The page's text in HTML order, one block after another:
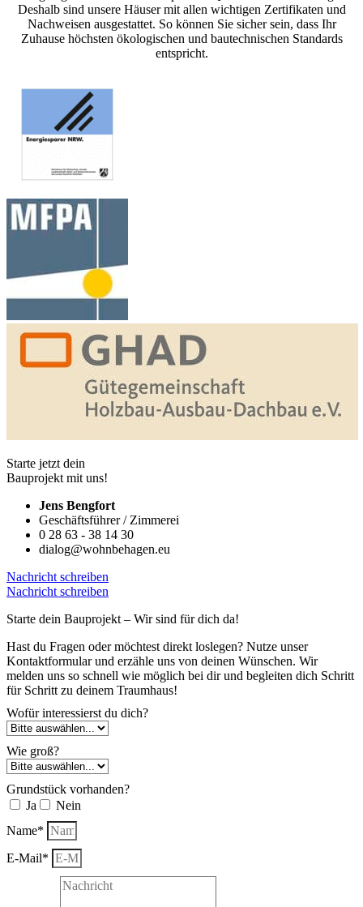
Deshalb sind unsere Häuser mit allen wichtigen Zertifikaten und
Nachweisen ausgestattet. So können Sie sicher sein, dass Ihr
Zuhause höchsten ökologischen und bautechnischen Standards
entspricht.
Starte jetzt dein
Bauprojekt mit uns!
Jens Bengfort
Geschäftsführer / Zimmerei
0 28 63 - 38 14 30
dialog@wohnbehagen.eu
Nachricht schreiben
Nachricht schreiben
Starte dein Bauprojekt – Wir sind für dich da!
Hast du Fragen oder möchtest direkt loslegen? Nutze unser
Kontaktformular und erzähle uns von deinen Wünschen. Wir
melden uns so schnell wie möglich bei dir und begleiten dich Schritt
für Schritt zu deinem Traumhaus!
Wofür interessierst du dich?
Wie groß?
Grundstück vorhanden?
Ja
Nein
Name*
E-Mail*